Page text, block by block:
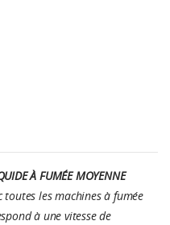
À FUMÉE MOYENNE
les machines à fumée
à une vitesse de